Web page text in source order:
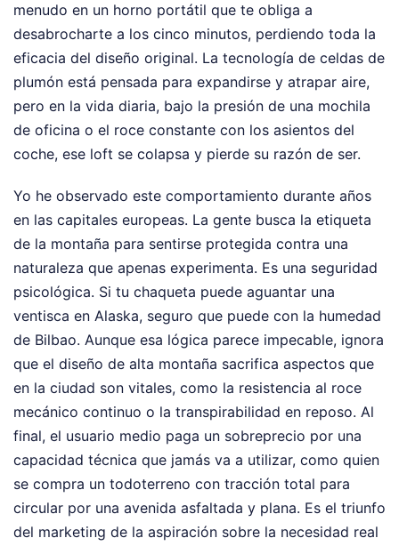
menudo en un horno portátil que te obliga a
desabrocharte a los cinco minutos, perdiendo toda la
eficacia del diseño original. La tecnología de celdas de
plumón está pensada para expandirse y atrapar aire,
pero en la vida diaria, bajo la presión de una mochila
de oficina o el roce constante con los asientos del
coche, ese loft se colapsa y pierde su razón de ser.
Yo he observado este comportamiento durante años
en las capitales europeas. La gente busca la etiqueta
de la montaña para sentirse protegida contra una
naturaleza que apenas experimenta. Es una seguridad
psicológica. Si tu chaqueta puede aguantar una
ventisca en Alaska, seguro que puede con la humedad
de Bilbao. Aunque esa lógica parece impecable, ignora
que el diseño de alta montaña sacrifica aspectos que
en la ciudad son vitales, como la resistencia al roce
mecánico continuo o la transpirabilidad en reposo. Al
final, el usuario medio paga un sobreprecio por una
capacidad técnica que jamás va a utilizar, como quien
se compra un todoterreno con tracción total para
circular por una avenida asfaltada y plana. Es el triunfo
del marketing de la aspiración sobre la necesidad real